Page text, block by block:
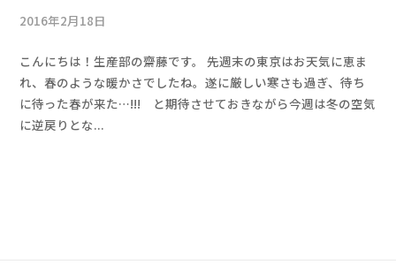
2016年2月18日
s
h
i
件
の
コ
こんにちは！生産部の齋藤です。 先週末の東京はお天気に恵ま
れ、春のような暖かさでしたね。遂に厳しい寒さも過ぎ、待ち
に待った春が来た…!!! と期待させておきながら今週は冬の空気
に逆戻りとな...